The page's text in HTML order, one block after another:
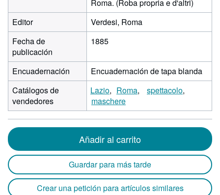
Roma. (Roba propria e d'altri)
Editor
Verdesi, Roma
Fecha de
publicación
1885
Encuadernación
Encuadernación de tapa blanda
Catálogos de
vendedores
Lazio Roma
spettacolo
maschere
Añadir al carrito
Guardar para más tarde
Crear una petición para artículos similares